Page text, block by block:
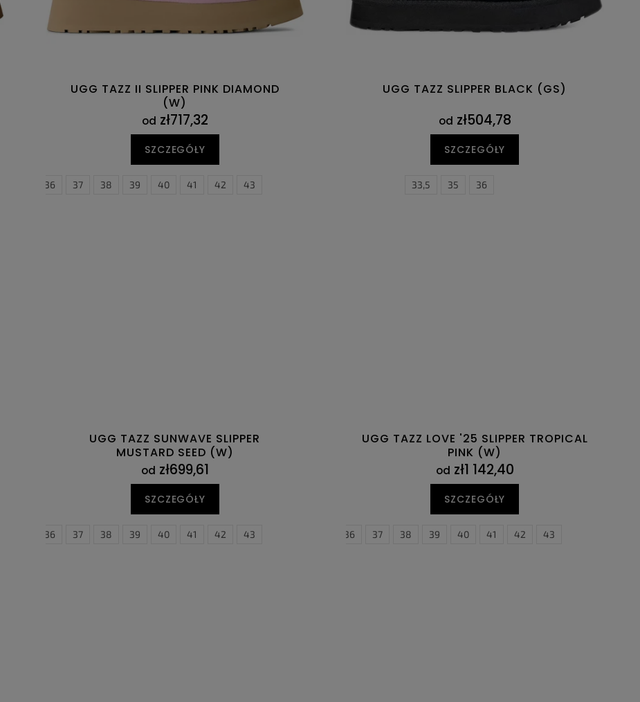
UGG TAZZ II SLIPPER PINK DIAMOND
(W)
od zł717,32
SZCZEGÓŁY
36 37 38 39 40 41 42 43
UGG TAZZ SLIPPER BLACK (GS)
od zł504,78
SZCZEGÓŁY
33,5 35 36
UGG TAZZ SUNWAVE SLIPPER
MUSTARD SEED (W)
od zł699,61
SZCZEGÓŁY
36 37 38 39 40 41 42 43
UGG TAZZ LOVE '25 SLIPPER TROPICAL
PINK (W)
od zł1 142,40
SZCZEGÓŁY
36 37 38 39 40 41 42 43